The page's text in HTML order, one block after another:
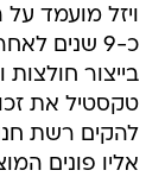
ויזל מועמד
כ-9 שנים
טקסטיל את
להקים רשת
אליו פונים